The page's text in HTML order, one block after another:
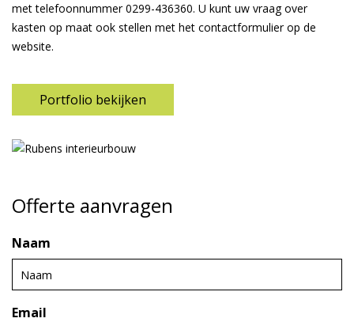
met telefoonnummer0299-436360. U kunt uw vraag over
kasten op maat ook stellen met het contactformulier op de
website.
Portfolio bekijken
Offerte aanvragen
Naam
Email